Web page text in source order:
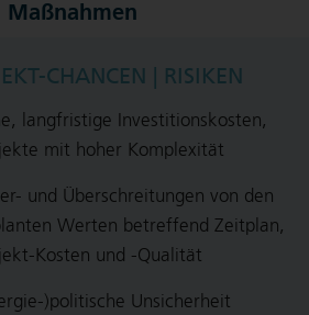
CHANCEN | RISIKEN
langfristige Investitionskosten,
mit hoher Komplexität
und Überschreitungen von den
Werten betreffend Zeitplan,
Kosten und -Qualität
)politische Unsicherheit